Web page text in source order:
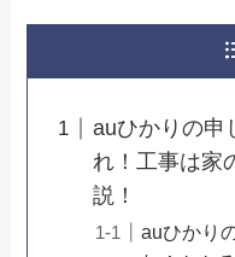
auひかりの申
れ！工事は家
説！
auひかり